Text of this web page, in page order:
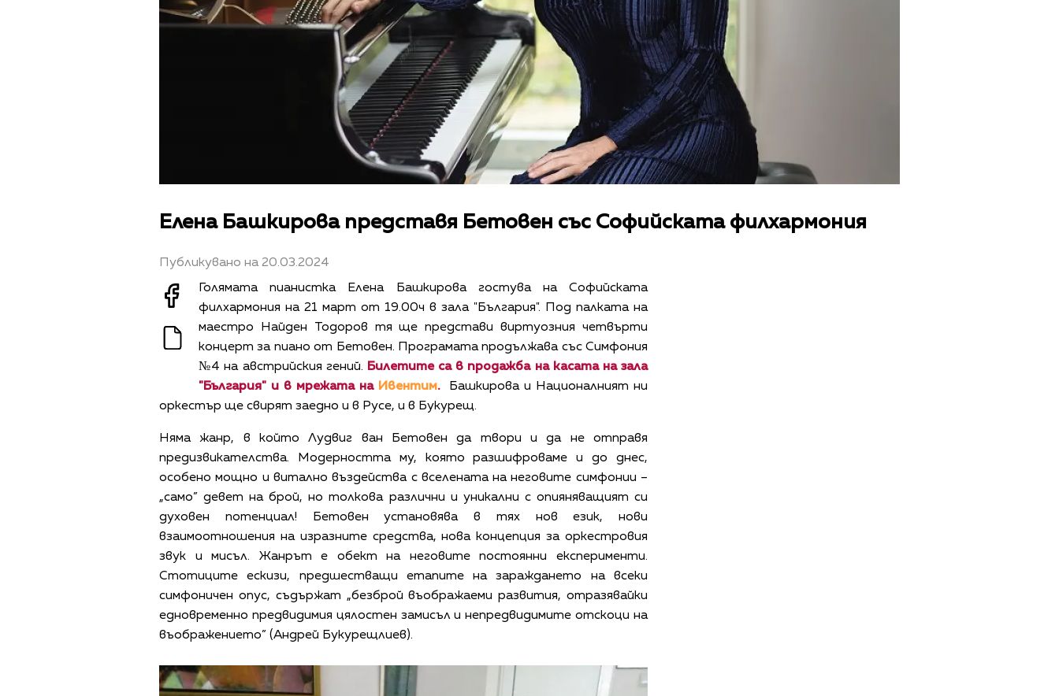
Елена Башкирова представя Бетовен със Софийската филхармония
Публикувано на 20.03.2024
Голямата пианистка Елена Башкирова гостува на Софийската
филхармония на 21 март от 19.00ч в зала "България". Под палката на
маестро Найден Тодоров тя ще представи виртуозния четвърти
концерт за пиано от Бетовен. Програмата продължава със Симфония
№4 на австрийския гений. Билетите са в продажба на касата на зала
"България" и в мрежата на Ивентим.Башкирова и Националният ни
оркестър ще свирят заедно и в Русе, и в Букурещ.
Няма жанр, в който Лудвиг ван Бетовен да твори и да не отправя
предизвикателства. Модерността му, която разшифроваме и до днес,
особено мощно и витално въздейства с вселената на неговите симфонии –
„само” девет на брой, но толкова различни и уникални с опияняващият си
духовен потенциал! Бетовен установява в тях нов език, нови
взаимоотношения на изразните средства, нова концепция за оркестровия
звук и мисъл. Жанрът е обект на неговите постоянни експерименти.
Стотиците ескизи, предшестващи етапите на зараждането на всеки
симфоничен опус, съдържат „безброй въображаеми развития, отразявайки
едновременно предвидимия цялостен замисъл и непредвидимите отскоци на
въображението” (Андрей Букурещлиев).